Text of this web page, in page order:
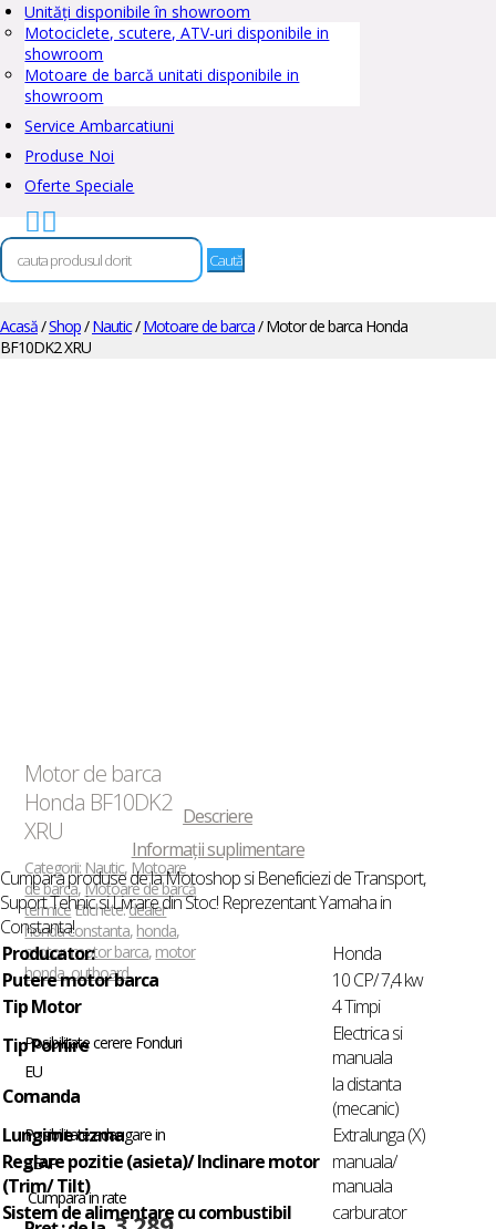
Unități disponibile în showroom
Motociclete, scutere, ATV-uri disponibile in
showroom
Motoare de barcă unitati disponibile in
showroom
Service Ambarcatiuni
Produse Noi
Oferte Speciale
 
Caută
după:
Acasă/Shop/Nautic/Motoare de barca/ Motor de barca Honda
BF10DK2 XRU
Motor de barca
Honda BF10DK2
XRU
Categorii: Nautic, Motoare
de barca,Motoare de barcă
termice Etichete:dealer
honda constanta, honda,
motor,motor barca, motor
honda,outboard
Posibilitate cerere Fonduri
EU
Posibilitate adaugare in
SEAP
Cumpara in rate
Descriere
Informații suplimentare
Cumpara produse de la Motoshop si Beneficiezi de Transport,
Suport Tehnic si Livrare din Stoc! Reprezentant Yamaha in
Constanta!
Producator:
Honda
Putere motor barca
10 CP/ 7,4 kw
Tip Motor
4 Timpi
Tip Pornire
Electrica si
manuala
Comanda
la distanta
(mecanic)
Lungime cizma
Extralunga (X)
Reglare pozitie (asieta)/ Inclinare motor
(Trim/ Tilt)
manuala/
manuala
Sistem de alimentare cu combustibil
carburator